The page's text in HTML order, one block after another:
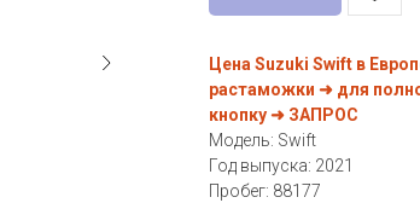
Цена Suzuki Swift в
растаможки ➜ для
кнопку ➜ ЗАПРОС
Модель: Swift
Год выпуска: 2021
Пробег: 88177